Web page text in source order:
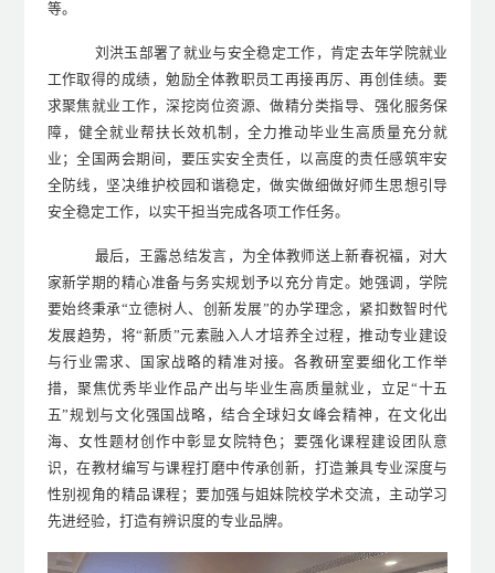
等。
刘洪玉 部署了就业与安全稳定工作，肯定去年学院就业
工作取得的成绩，勉励全体教职员工再接再厉、再创佳绩。要
求聚焦就业工作，深挖岗位资源、做精分类指导、强化服务保
障，健全就业帮扶长效机制，全力推动毕业生高质量充分就
业；全国两会期间，要压实安全责任，以高度的责任感筑牢安
全防线，坚决维护校园和谐稳定，做实做细做好师生思想引导
安全稳定工作，以实干担当完成各项工作任务。
最后，王露总结发言，为全体教师送上新春祝福，对大
家新学期的精心准备与务实规划予以充分肯定。她强调，学院
要始终秉承“立德树人、创新发展”的办学理念，紧扣数智时代
发展趋势，将“新质”元素融入人才培养全过程，推动专业建设
与行业需求、国家战略的精准对接。各教研室要细化工作举
措，聚焦优秀毕业作品产出与毕业生高质量就业，立足“十五
五”规划与文化强国战略，结合全球妇女峰会精神，在文化出
海、女性题材创作中彰显女院特色；要强化课程建设团队意
识，在教材编写与课程打磨中传承创新，打造兼具专业深度与
性别视角的精品课程；要加强与姐妹院校学术交流，主动学习
先进经验，打造有辨识度的专业品牌。